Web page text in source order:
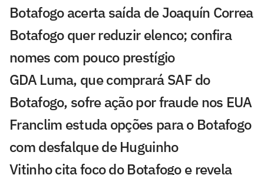
Botafogo acerta saída de Joaquín Correa
Botafogo quer reduzir elenco; confira
nomes com pouco prestígio
GDA Luma, que comprará SAF do
Botafogo, sofre ação por fraude nos EUA
Franclim estuda opções para o Botafogo
com desfalque de Huguinho
Vitinho cita foco do Botafogo e revela